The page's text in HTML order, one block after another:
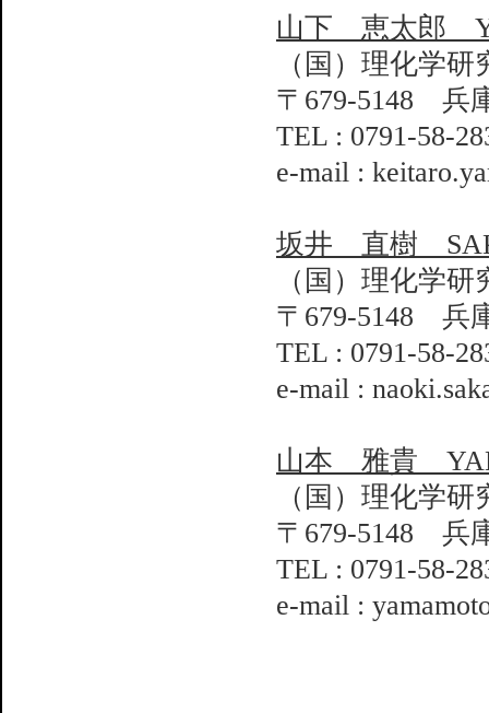
山下 恵太郎
（国）理化学
〒679-5148 兵
TEL : 0791-58-
e-mail :
坂井 直樹
（国）理化学
〒679-5148 兵
TEL : 0791-58-
e-mail :
山本 雅貴
（国）理化学
〒679-5148 兵
TEL : 0791-58-
e-mail :